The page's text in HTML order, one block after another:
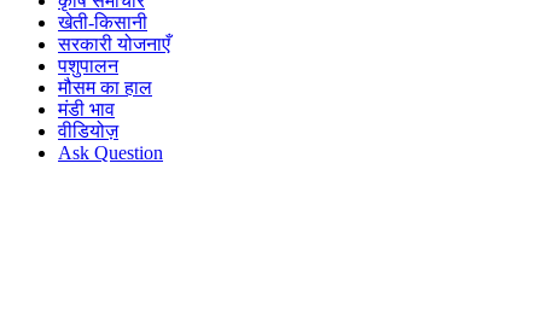
खेती-किसानी
सरकारी योजनाएँ
पशुपालन
मौसम का हाल
मंडी भाव
वीडियोज़
Ask Question